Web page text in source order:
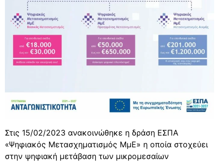
Στις 15/02/2023 ανακοινώθηκε η δράση ΕΣΠΑ
«Ψηφιακός Μετασχηματισμός ΜμΕ» η οποία στοχεύει
στην ψηφιακή μετάβαση των μικρομεσαίων